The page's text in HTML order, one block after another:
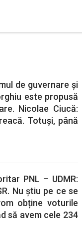
de guvernare și
este propusă
Nicolae Ciucă:
Totuși, până
PNL – UDMR:
Nu știu pe ce se
obține voturile
să avem cele 234